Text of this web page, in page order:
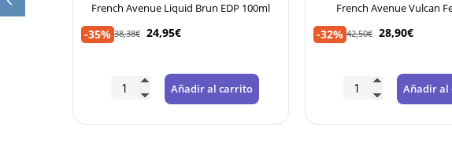
105ml French Avenue Liquid Brun EDP 100ml
-35% 38,38€ 24,95€
Añadir al carrito
French Avenue Vulcan
-32% 42,50€ 28,90€
Añadir
5%
superiores